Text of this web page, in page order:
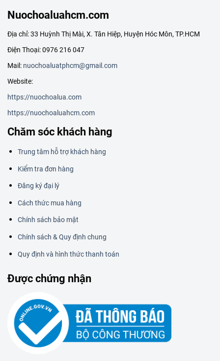
Nuochoaluahcm.com
Địa chỉ: 33 Huỳnh Thị Mài, X. Tân Hiệp, Huyện Hóc Môn, TP.HCM
Điện Thoại: 0976 216 047
Mail: nuochoaluatphcm@gmail.com
Website:
https://nuochoalua.com
https://nuochoaluahcm.com
Chăm sóc khách hàng
Trung tâm hỗ trợ khách hàng
Kiểm tra đơn hàng
Đăng ký đại lý
Cách thức mua hàng
Chính sách bảo mật
Chính sách & Quy định chung
Quy định và hình thức thanh toán
Được chứng nhận